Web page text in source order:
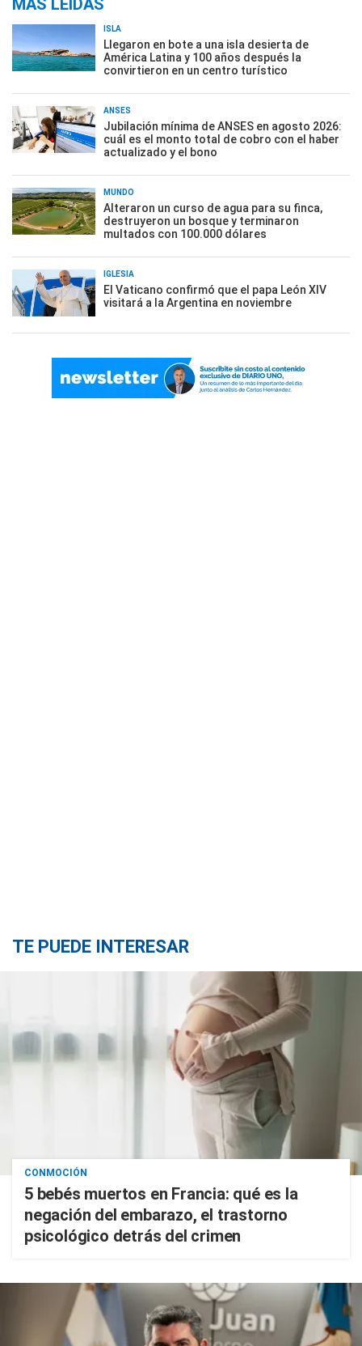
MÁS LEÍDAS
ISLA
Llegaron en bote a una isla desierta de
América Latina y 100 años después la
convirtieron en un centro turístico
ANSES
Jubilación mínima de ANSES en agosto 2026:
cuál es el monto total de cobro con el haber
actualizado y el bono
MUNDO
Alteraron un curso de agua para su finca,
destruyeron un bosque y terminaron
multados con 100.000 dólares
IGLESIA
El Vaticano confirmó que el papa León XIV
visitará a la Argentina en noviembre
TE PUEDE INTERESAR
CONMOCIÓN
5 bebés muertos en Francia: qué es la
negación del embarazo, el trastorno
psicológico detrás del crimen